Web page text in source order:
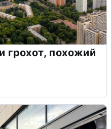
грохот, похожий